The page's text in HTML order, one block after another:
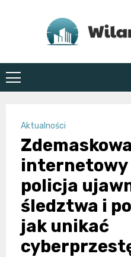
Aktualności
internetowy
policja
śledztwa i
jak unikać